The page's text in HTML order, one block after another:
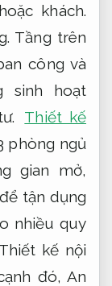
khách.
Tầng trên
công và
sinh hoạt
Thiết kế
phòng ngủ
gian mở,
tận dụng
nhiều quy
Thiết kế nội
đó, An